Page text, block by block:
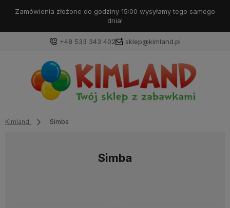
Zamówienia złożone do godziny 15:00 wysyłamy tego samego
dnia!
+48 533 343 402 sklep@kimland.pl
Kimland Simba
Simba